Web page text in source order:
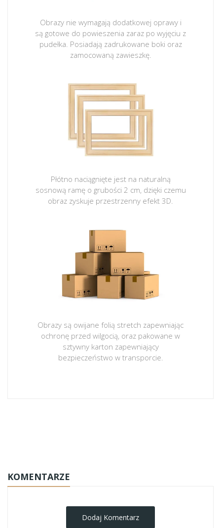
Obrazy nie wymagają dodatkowej oprawy i
są gotowe do powieszenia zaraz po wyjęciu z
pudełka. Posiadają zadrukowane boki oraz
zamocowaną zawieszkę.
Płótno naciągnięte jest na naturalną
sosnową ramę o grubości 2 cm, dzięki czemu
obraz zyskuje przestrzenny efekt 3D.
Obrazy są owijane folią stretch zapewniając
ochronę przed wilgocią, oraz pakowane w
sztywny karton zapewniający
bezpieczeństwo w transporcie.
KOMENTARZE
Dodaj Komentarz